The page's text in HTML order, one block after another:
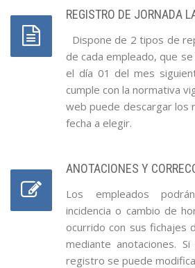
REGISTRO DE JORNADA
Dispone de 2 tipos de
de cada empleado, que
el día 01 del mes
cumple con la normativa
web puede descargar los
fecha a elegir.
ANOTACIONES Y
Los empleados
incidencia o cambio de
ocurrido con sus fichajes
mediante anotaciones.
registro se puede